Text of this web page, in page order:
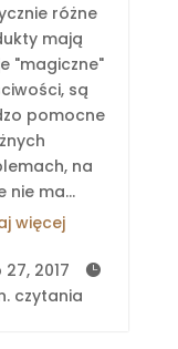
różne
mają
"magiczne"
są
pomocne
na
nie ma...
więcej
27, 2017 
czytania